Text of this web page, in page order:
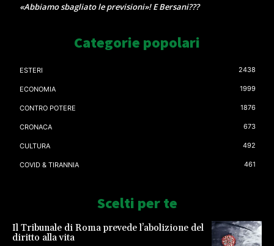
«Abbiamo sbagliato le previsioni»! E Bersani???
Categorie popolari
ESTERI 2438
ECONOMIA 1999
CONTRO POTERE 1876
CRONACA 673
CULTURA 492
COVID & TIRANNIA 461
Scelti per te
Il Tribunale di Roma prevede l’abolizione del
diritto alla vita